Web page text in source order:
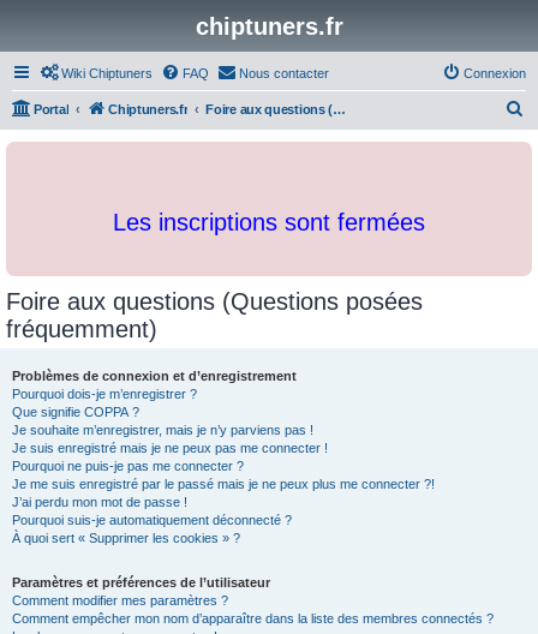
chiptuners.fr
Wiki Chiptuners FAQ Nous contacter Connexion
Portal Chiptuners.fr Foire aux questions (Questions posées fréquemment)
c
Les inscriptions sont fermées
Foire aux questions (Questions posées
fréquemment)
Problèmes de connexion et d’enregistrement
Pourquoi dois-je m’enregistrer ?
Que signifie COPPA ?
Je souhaite m’enregistrer, mais je n’y parviens pas !
Je suis enregistré mais je ne peux pas me connecter !
Pourquoi ne puis-je pas me connecter ?
Je me suis enregistré par le passé mais je ne peux plus me connecter ?!
J’ai perdu mon mot de passe !
Pourquoi suis-je automatiquement déconnecté ?
À quoi sert « Supprimer les cookies » ?
Paramètres et préférences de l’utilisateur
Comment modifier mes paramètres ?
Comment empêcher mon nom d’apparaître dans la liste des membres connectés ?